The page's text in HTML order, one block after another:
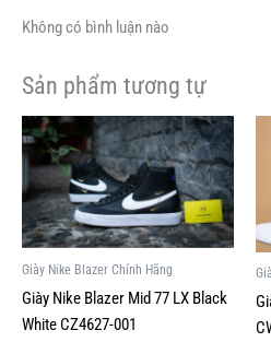
Không có bình luận nào
Sản phẩm tương tự
Giày Nike Blazer Chính Hãng
Giày Nike Blazer Mid 77 LX Black
White CZ4627-001
Giá
gốc
là:
2,500,000VND.
Giá
hiện
tại
là:
1,000,000VND.
Sản
phẩm
này
có
nhiều
biến
Các
tùy